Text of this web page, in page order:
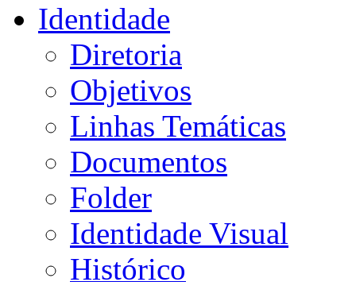
Identidade
Diretoria
Objetivos
Linhas Temáticas
Documentos
Folder
Identidade Visual
Histórico